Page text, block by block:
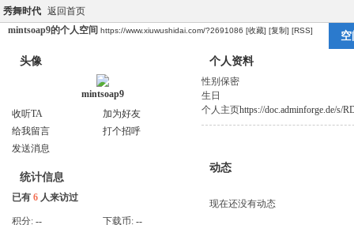
秀舞时代 返回首页
mintsoap9的个人空间 https://www.xiuwushidai.com/?2691086 [收藏] [复制] [RSS]
头像
mintsoap9
收听TA
加为好友
给我留言
打个招呼
发送消息
统计信息
已有 6 人来访过
积分: -- 下载币: --
个人资料
性别 保密
生日
个人主页https://doc.adminforge.de/s/
动态
现在还没有动态